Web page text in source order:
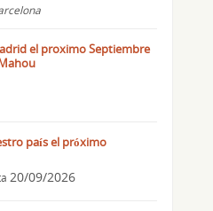
el proximo Septiembre
país el próximo
20/09/2026